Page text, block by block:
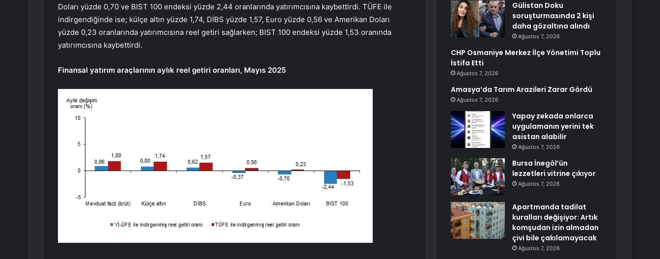
Doları yüzde 0,70 ve BIST 100 endeksi yüzde 2,44 oranlarında yatırımcısına kaybettirdi. TÜFE ile
indirgendiğinde ise; külçe altın yüzde 1,74, DİBS yüzde 1,57, Euro yüzde 0,56 ve Amerikan Doları
yüzde 0,23 oranlarında yatırımcısına reel getiri sağlarken; BIST 100 endeksi yüzde 1,53 oranında
yatırımcısına kaybettirdi.
Finansal yatırım araçlarının aylık reel getiri oranları, Mayıs 2025
Gülistan Doku
soruşturmasında 2 kişi
daha gözaltına alındı
Ağustos 7, 2026
CHP Osmaniye Merkez İlçe Yönetimi Toplu
İstifa Etti
Ağustos 7, 2026
Amasya’da Tarım Arazileri Zarar Gördü
Ağustos 7, 2026
Yapay zekada onlarca
uygulamanın yerini tek
asistan alabilir
Ağustos 7, 2026
Bursa İnegöl’ün
lezzetleri vitrine çıkıyor
Ağustos 7, 2026
Apartmanda tadilat
kuralları değişiyor: Artık
komşudan izin almadan
çivi bile çakılamayacak
Ağustos 7, 2026